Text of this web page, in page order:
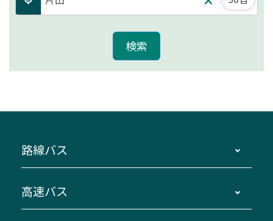
路線バス
主要停留所案内図・時刻表
高速バス